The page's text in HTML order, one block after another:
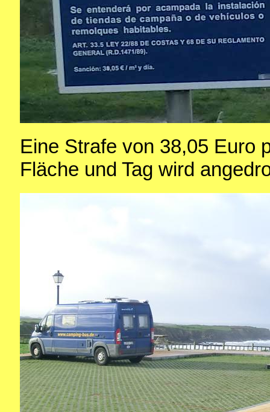
Eine Strafe von 38,05 Euro
Fläche und Tag wird